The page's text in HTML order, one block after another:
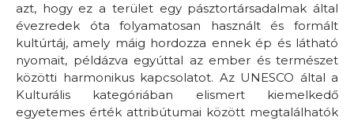
azt, hogy ez a terület egy pásztortársadalmak által
évezredek óta folyamatosan használt és formált
kultúrtáj, amely máig hordozza ennek ép és látható
nyomait, példázva egyúttal az ember és természet
közötti harmonikus kapcsolatot. Az UNESCO által a
Kulturális kategóriában elismert kiemelkedő
egyetemes érték attribútumai között megtalálhatók